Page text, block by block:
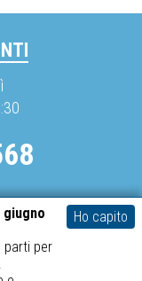
giugno
parti per
Ho capito